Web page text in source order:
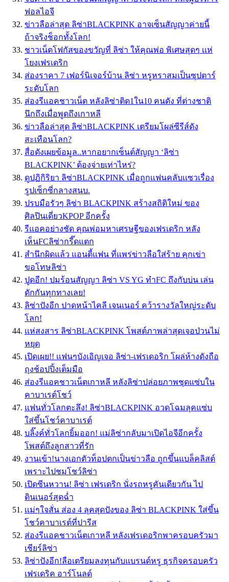
ฟอลไอจี
ข่าวลือล่าสุด ลิซ่าBLACKPINK อาจเซ็นสัญญาค่ายนี้
ถ้าจริงช็อกทั้งโลก!
ชาวเน็ตโฟกัสของขวัญที่ ลิซ่า ให้คุณพ่อ พิเศษสุดๆ เเห่
โยงเฟรเดริก
ส่องราคา 7 เฟอร์นิเจอร์บ้าน ลิซ่า หรูหราสมเป็นซุปตาร์
ระดับโลก
ส่องรีแอคชาวเน็ต หลังลิซ่าติด1ใน10 คนดัง ที่ต่างชาติ
นึกถึงเมื่อพูดถึงเกาหลี
ข่าวลือล่าสุด ลิซ่าBLACKPINK เตรียมโผล่ซีรีส์ดัง
สะเทือนโลก?
สื่อดังเผยข้อมูล..หากอยากเซ็นต์สัญญา ‘ลิซ่า
BLACKPINK’ ต้องจ่ายเท่าไหร่?
ดูปฏิกิริยา ลิซ่าBLACKPINK เมื่อถูกเเฟนคลับเเซวเรื่อง
รูปเซ็กซี่กลางสนบ.
ปรบมือรัวๆ ลิซ่า BLACKPINK สร้างสถิติใหม่ ของ
ศิลปินเดี่ยวKPOP อีกครั้ง
รีแอคอย่างชัด คุณพ่อมหาเศรษฐีของเฟรเดริก หลัง
เห็นFCลิซ่ากรี๊ดแตก
สำนึกผิดแล้ว แอนตี้แฟน ที่แพร่ข่าวลือใส่ร้าย คุกเข่า
ขอโทษลิซ่า
ปูดอีก! ปมร้อนสัญญา ลิซ่า VS YG ทำFC ถึงกับบ่น เล่น
ดักกันทุกทางเลย!
ลิซ่าปังอีก ปาดหน้าไคลี เจนเนอร์ คว้ารางวัลใหญ่ระดับ
โลก!
เเห่สงสาร ลิซ่าBLACKPINK โพสต์ภาพล่าสุดเจอป่วนไม่
หยุด
เปิดเผย!! เเฟนๆบังเอิญเจอ ลิซ่า-เฟรเดอริก โผล่ห้างดังถือ
ถุงช้อปปิ้งเต็มมือ
ส่องรีแอคชาวเน็ตเกาหลี หลังลิซ่าปล่อยภาพชุดแซ่บใน
คาบาเรต์โชว์
แฟนทั่วโลกตะลึง! ลิซ่าBLACKPINK อวดโฉมลุคแซ่บ
ใส่ขึ้นโชว์คาบาเรต์
บลิ๊งค์ทั่วโลกยิ้มออก! แม่ลิซ่ากลับมาเปิดไอจีอีกครั้ง
โพสต์ถึงลูกสาวที่รัก
งานเข้า!นางเอกตัวท็อปตกเป็นข่าวลือ ถูกขึ้นแบล็คลิสต์
เพราะไปชมโชว์ลิซ่า
เปิดซีนหวาน! ลิซ่า เฟรเดริก นั่งรถหรูคันเดียวกัน ไป
ดินเนอร์สุดฉ่ำ
เเม่ๆใจสั่น ส่อง 4 ลุคสุดปังของ ลิซ่า BLACKPINK ใส่ขึ้น
โชว์คาบาเรต์ที่ปารีส
ส่องรีแอคชาวเน็ตเกาหลี หลังเฟรเดอริกพาครอบครัวมา
เชียร์ลิซ่า
ลิซ่าปังอีก!ลือเตรียมลงทุนกับแบรนด์หรู ธุรกิจครอบครัว
เฟรเดริค อาร์โนลด์